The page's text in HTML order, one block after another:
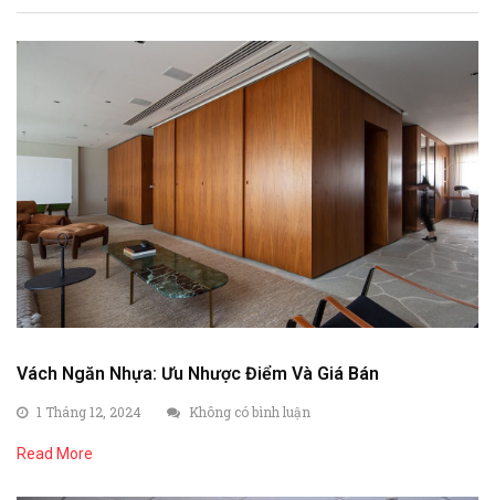
Vách Ngăn Nhựa: Ưu Nhược Điểm Và Giá Bán
1 Tháng 12, 2024 Không có bình luận
Read More